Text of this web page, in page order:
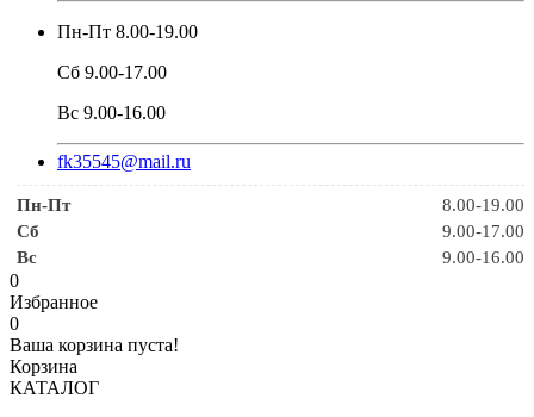
Пн-Пт 8.00-19.00
Сб 9.00-17.00
Вс 9.00-16.00
fk35545@mail.ru
Пн-Пт
8.00-19.00
Сб
9.00-17.00
Вс
9.00-16.00
0
Избранное
0
Ваша корзина пуста!
Корзина
КАТАЛОГ